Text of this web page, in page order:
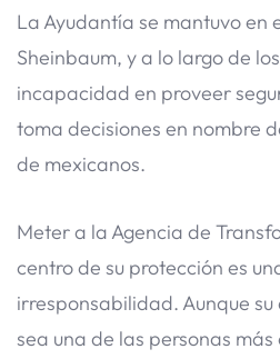
La Ayudantía se mantuvo en
Sheinbaum, y a lo largo de
incapacidad en proveer
toma decisiones en nombre
de mexicanos.
Meter a la Agencia de
centro de su protección es
irresponsabilidad. Aunque
sea una de las personas